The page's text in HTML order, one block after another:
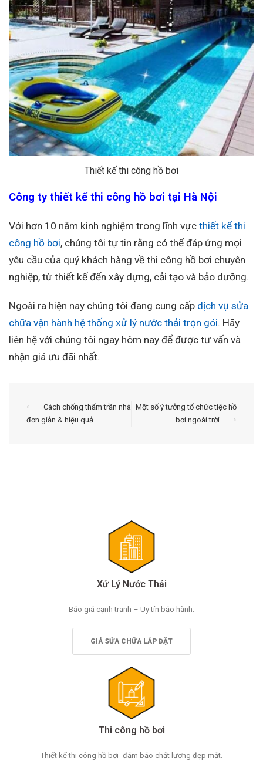
Thiết kế thi công hồ bơi
Công ty thiết kế thi công hồ bơi tại Hà Nội
Với hơn 10 năm kinh nghiệm trong lĩnh vực thiết kế thi
công hồ bơi, chúng tôi tự tin rằng có thể đáp ứng mọi
yêu cầu của quý khách hàng về thi công hồ bơi chuyên
nghiệp, từ thiết kế đến xây dựng, cải tạo và bảo dưỡng.
Ngoài ra hiện nay chúng tôi đang cung cấp dịch vụ sửa
chữa vận hành hệ thống xử lý nước thải trọn gói. Hãy
liên hệ với chúng tôi ngay hôm nay để được tư vấn và
nhận giá ưu đãi nhất.
Điều
hướng
⟵
Cách chống thấm trần nhà
đơn giản & hiệu quả
Một số ý tưởng tổ chức tiệc hồ
bơi ngoài trời
⟶
Xử Lý Nước Thải
Báo giá cạnh tranh – Uy tín bảo hành.
GIÁ SỬA CHỮA LẮP ĐẶT
Thi công hồ bơi
Thiết kế thi công hồ bơi- đảm bảo chất lượng đẹp mắt.